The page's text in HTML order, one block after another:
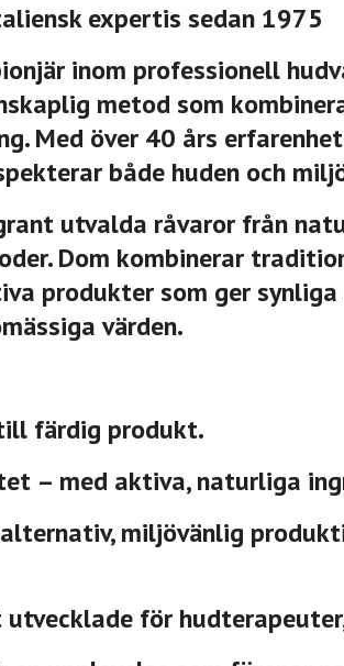
expertis sedan 1975
inom professionell
metod som
Med över 40 års
både huden och
utvalda råvaror från
Dom kombinerar
produkter som ger
värden.
färdig produkt.
– med aktiva, naturliga
miljövänlig
för